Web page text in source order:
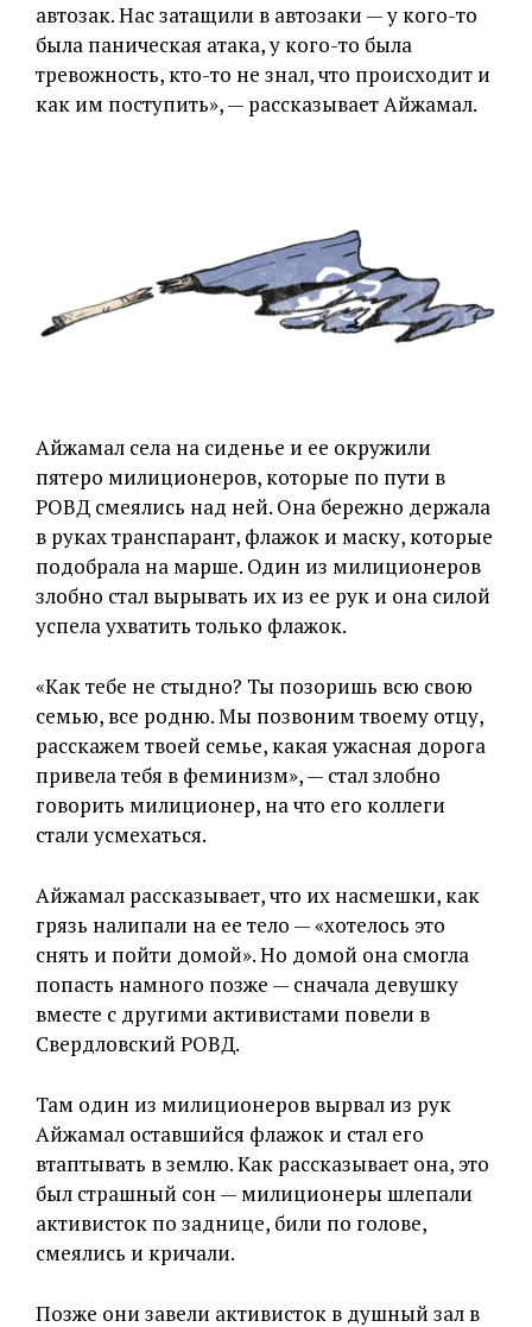
автозак. Нас затащили в автозаки — у кого-то
была паническая атака, у кого-то была
тревожность, кто-то не знал, что происходит и
как им поступить», — рассказывает Айжамал.
Айжамал села на сиденье и ее окружили
пятеро милиционеров, которые по пути в
РОВД смеялись над ней. Она бережно держала
в руках транспарант, флажок и маску, которые
подобрала на марше. Один из милиционеров
злобно стал вырывать их из ее рук и она силой
успела ухватить только флажок.
«Как тебе не стыдно? Ты позоришь всю свою
семью, все родню. Мы позвоним твоему отцу,
расскажем твоей семье, какая ужасная дорога
привела тебя в феминизм», — стал злобно
говорить милиционер, на что его коллеги
стали усмехаться.
Айжамал рассказывает, что их насмешки, как
грязь налипали на ее тело — «хотелось это
снять и пойти домой». Но домой она смогла
попасть намного позже — сначала девушку
вместе с другими активистами повели в
Свердловский РОВД.
Там один из милиционеров вырвал из рук
Айжамал оставшийся флажок и стал его
втаптывать в землю. Как рассказывает она, это
был страшный сон — милиционеры шлепали
активисток по заднице, били по голове,
смеялись и кричали.
Позже они завели активисток в душный зал в